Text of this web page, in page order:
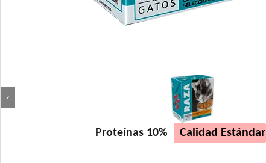
‹
Proteínas 10% Calidad Estándar